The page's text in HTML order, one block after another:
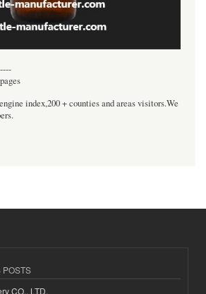
index,200 + counties and areas visitors.We
POSTS
CO., LTD.